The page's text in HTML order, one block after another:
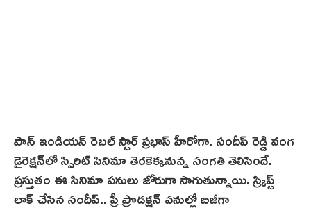
పాన్ ఇండియ‌న్‌ రెబల్ స్టార్ ప్రభాస్ హీరోగా. సందీప్ రెడ్డి వంగ
డైరెక్షన్‌లో స్పిరిట్ సినిమా తెర‌కెక్క‌నున్న‌ సంగతి తెలిసిందే.
ప్రస్తుతం ఈ సినిమా ప‌నులు జోరుగా సాగుతున్నాయి. స్క్రిప్ట్
లాక్ చేసిన సందీప్.. ప్రీ ప్రొడక్షన్ పనుల్లో బిజీగా